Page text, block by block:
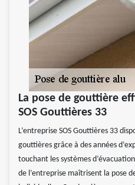
La pose de gouttière
SOS Gouttières 33
L’entreprise SOS Gouttières 33
gouttières grâce à des années
touchant les systèmes
de l’entreprise maîtrisent la pose